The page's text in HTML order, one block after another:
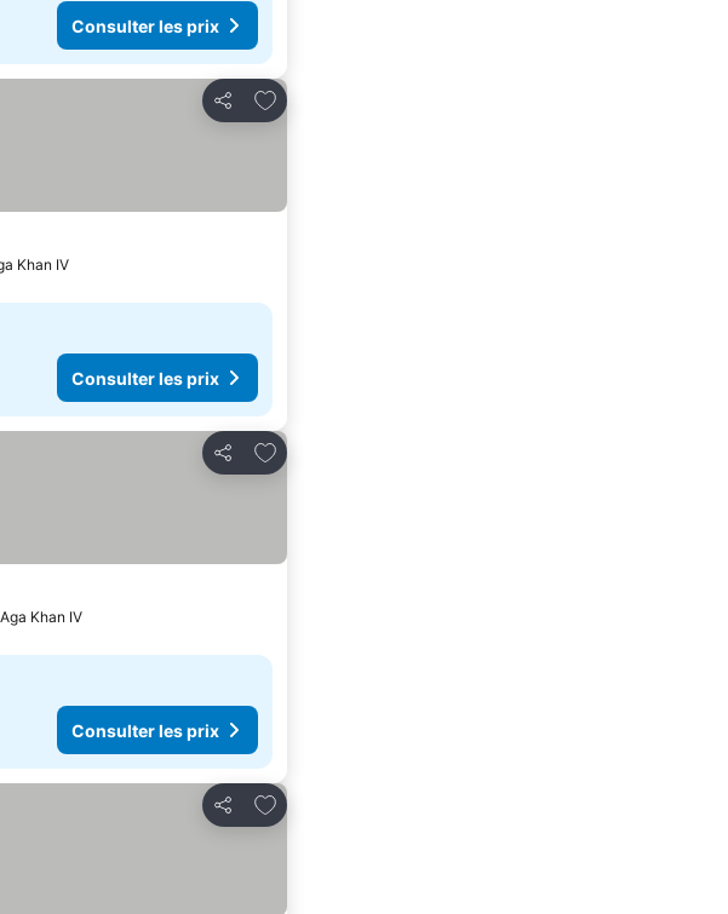
Consulter les prix
Partager
Ajouter à mes favoris
Khan IV
Consulter les prix
Partager
Ajouter à mes favoris
Khan IV
Consulter les prix
Partager
Ajouter à mes favoris